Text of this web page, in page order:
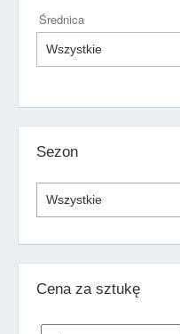
Średnica
Sezon
Cena za sztukę